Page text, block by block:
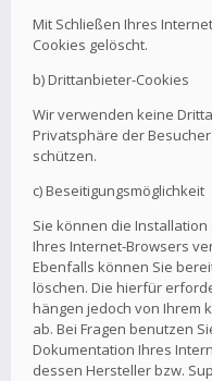
Mit Schließen Ihres
Cookies gelöscht.
b) Drittanbieter-Cookies
Wir verwenden keine
Privatsphäre der
schützen.
c) Beseitigungsmöglichkeit
Sie können die
Ihres Internet-Browsers
Ebenfalls können Sie
löschen. Die hierfür
hängen jedoch von Ihrem
ab. Bei Fragen benutzen
Dokumentation Ihres
dessen Hersteller bzw.